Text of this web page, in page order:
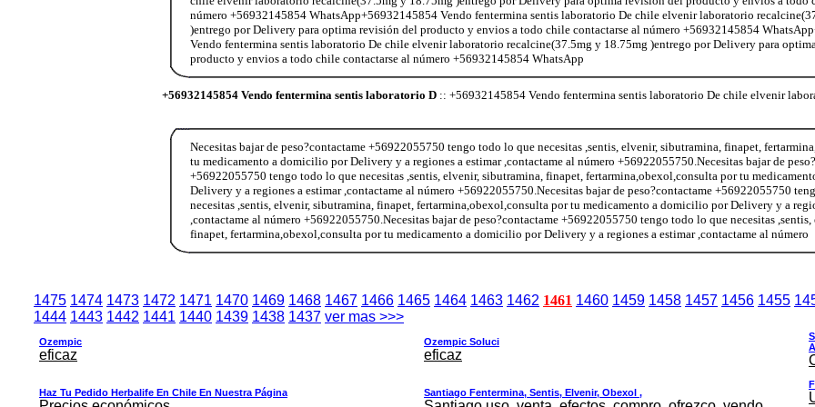
número +56932145854 WhatsApp+56932145854 Vendo fentermina sentis laboratorio De chile elvenir laboratorio
)entrego por Delivery para optima revisión del producto y envios a todo chile contactarse al número +56932145854
Vendo fentermina sentis laboratorio De chile elvenir laboratorio recalcine(37.5mg y 18.75mg )entrego por Delivery para
producto y envios a todo chile contactarse al número +56932145854 WhatsApp
+56932145854 Vendo fentermina sentis laboratorio D:: +56932145854 Vendo fentermina sentis laboratorio De chile elvenir
Necesitas bajar de peso?contactame +56922055750 tengo todo lo que necesitas ,sentis, elvenir, sibutramina, finapet,
tu medicamento a domicilio por Delivery y a regiones a estimar ,contactame al número +56922055750.Necesitas bajar de
+56922055750 tengo todo lo que necesitas ,sentis, elvenir, sibutramina, finapet, fertarmina,obexol,consulta por tu
Delivery y a regiones a estimar ,contactame al número +56922055750.Necesitas bajar de peso?contactame +56922055750
necesitas ,sentis, elvenir, sibutramina, finapet, fertarmina,obexol,consulta por tu medicamento a domicilio por Delivery y a
,contactame al número +56922055750.Necesitas bajar de peso?contactame +56922055750 tengo todo lo que necesitas
finapet, fertarmina,obexol,consulta por tu medicamento a domicilio por Delivery y a regiones a estimar ,contactame al número
1475 1474 1473 1472 1471 1470 1469 1468 1467 1466 1465 1464 1463 1462 1461 1460 1459 1458 1457 1456 1455
1444 1443 1442 1441 1440 1439 1438 1437 ver mas >>>
Ozempic
eficaz
Ozempic Soluci
eficaz
Haz Tu Pedido Herbalife En Chile En Nuestra Página Santiago Fentermina, Sentis, Elvenir, Obexol ,